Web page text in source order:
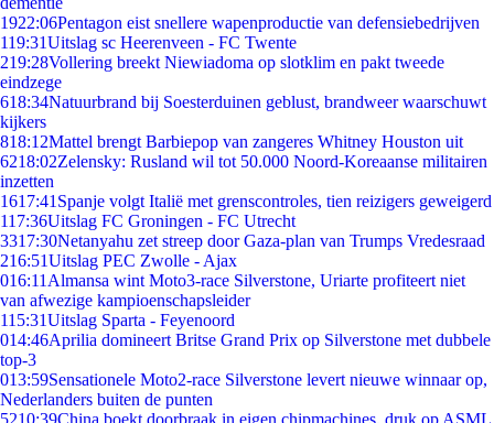
1922:06Pentagon eist snellere wapenproductie van defensiebedrijven
119:31Uitslag sc Heerenveen - FC Twente
219:28Vollering breekt Niewiadoma op slotklim en pakt tweede
eindzege
618:34Natuurbrand bij Soesterduinen geblust, brandweer waarschuwt
kijkers
818:12Mattel brengt Barbiepop van zangeres Whitney Houston uit
6218:02Zelensky: Rusland wil tot 50.000 Noord-Koreaanse militairen
inzetten
1617:41 Spanje volgt Italië met grenscontroles, tien reizigers geweigerd
117:36Uitslag FC Groningen - FC Utrecht
3317:30Netanyahu zet streep door Gaza-plan van Trumps Vredesraad
216:51Uitslag PEC Zwolle - Ajax
016:11 Almansa wint Moto3-race Silverstone, Uriarte profiteert niet
van afwezige kampioenschapsleider
115:31Uitslag Sparta - Feyenoord
014:46Aprilia domineert Britse Grand Prix op Silverstone met dubbele
top-3
013:59Sensationele Moto2-race Silverstone levert nieuwe winnaar op,
Nederlanders buiten de punten
5210:39China boekt doorbraak in eigen chipmachines, druk op ASML